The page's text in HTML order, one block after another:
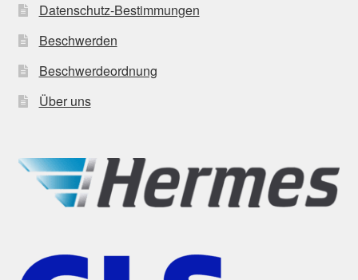
Datenschutz-Bestimmungen
Beschwerden
Beschwerdeordnung
Über uns